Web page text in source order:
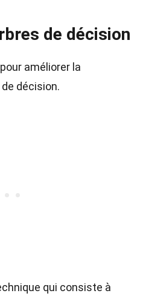
de décision
améliorer la
décision.
qui consiste à